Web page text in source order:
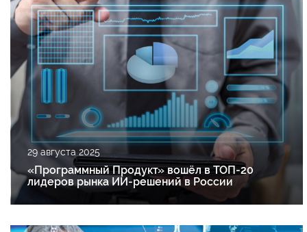
29 августа 2025
«Программный Продукт» вошёл в ТОП-20
лидеров рынка ИИ-решений в России